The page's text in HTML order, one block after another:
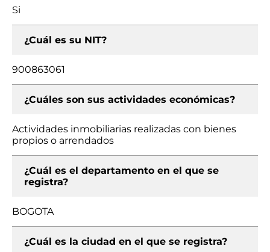
Si
¿Cuál es su NIT?
900863061
¿Cuáles son sus actividades económicas?
Actividades inmobiliarias realizadas con bienes
propios o arrendados
¿Cuál es el departamento en el que se
registra?
BOGOTA
¿Cuál es la ciudad en el que se registra?